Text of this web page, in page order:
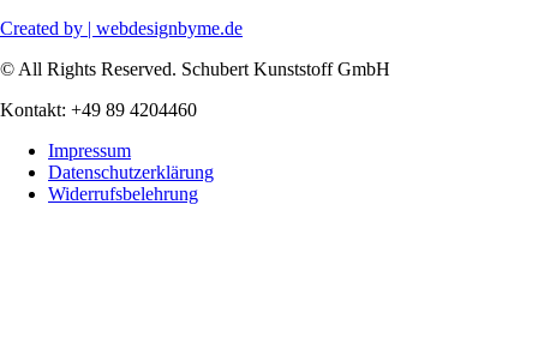
Created by | webdesignbyme.de
© All Rights Reserved. Schubert Kunststoff GmbH
Kontakt: +49 89 4204460
Impressum
Datenschutzerklärung
Widerrufsbelehrung